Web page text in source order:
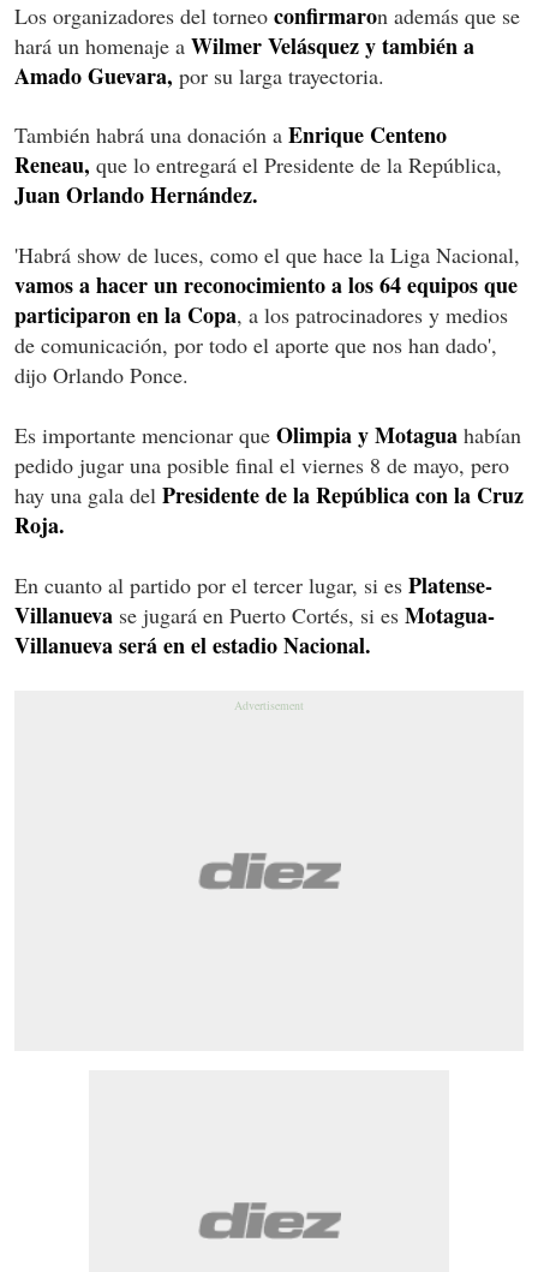
Los organizadores del torneo confirmaron además que se
hará un homenaje a Wilmer Velásquez y también a
Amado Guevara, por su larga trayectoria.
También habrá una donación a Enrique Centeno
Reneau, que lo entregará el Presidente de la República,
Juan Orlando Hernández.
'Habrá show de luces, como el que hace la Liga Nacional,
vamos a hacer un reconocimiento a los 64 equipos que
participaron en la Copa, a los patrocinadores y medios
de comunicación, por todo el aporte que nos han dado',
dijo Orlando Ponce.
Es importante mencionar que Olimpia y Motagua habían
pedido jugar una posible final el viernes 8 de mayo, pero
hay una gala del Presidente de la República con la Cruz
Roja.
En cuanto al partido por el tercer lugar, si es Platense-
Villanueva se jugará en Puerto Cortés, si es Motagua-
Villanueva será en el estadio Nacional.